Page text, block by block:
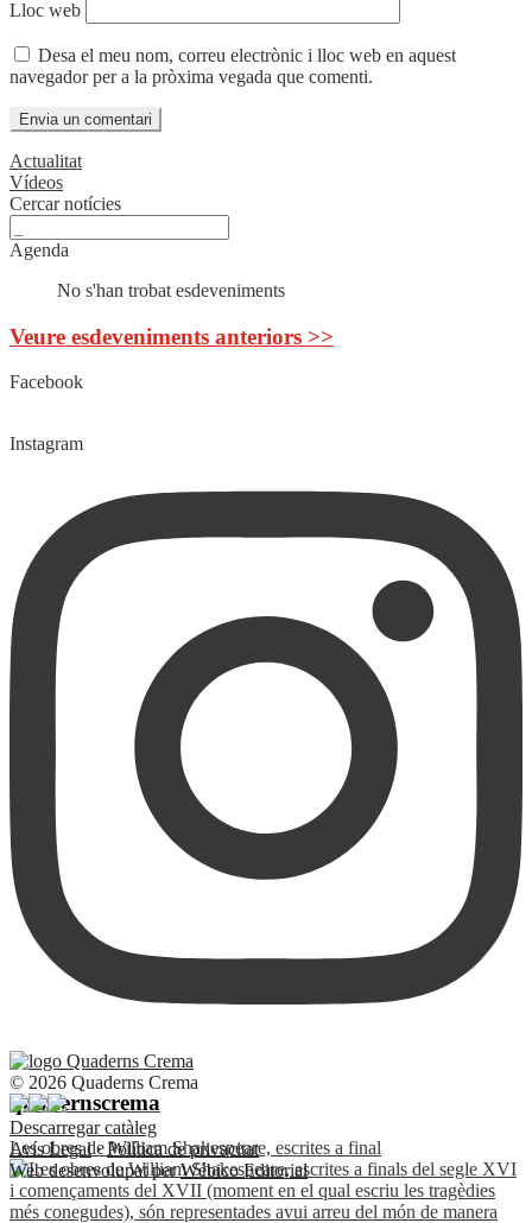
Lloc web
Desa el meu nom, correu electrònic i lloc web en aquest
navegador per a la pròxima vegada que comenti.
Actualitat
Vídeos
Cercar notícies
Agenda
No s'han trobat esdeveniments
Veure esdeveniments anteriors >>
Facebook
Instagram
quadernscrema
Les obres de William Shakespeare, escrites a final
© 2026 Quaderns Crema
Descarregar catàleg
Avís Legal·Política de privacitat
Web desenvolupat perWébico Editorial